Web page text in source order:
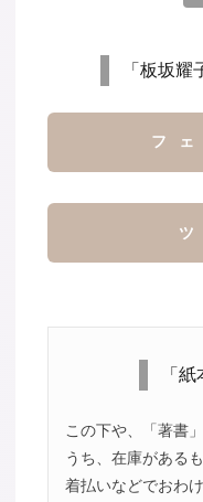
「板坂
フ
「
この下や、「著書
うち、在庫がある
着払いなどでおわ